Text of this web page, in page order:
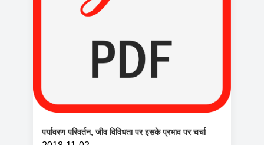
पर्यावरण परिवर्तन, जीव विविधता पर इसके प्रभाव पर चर्चा